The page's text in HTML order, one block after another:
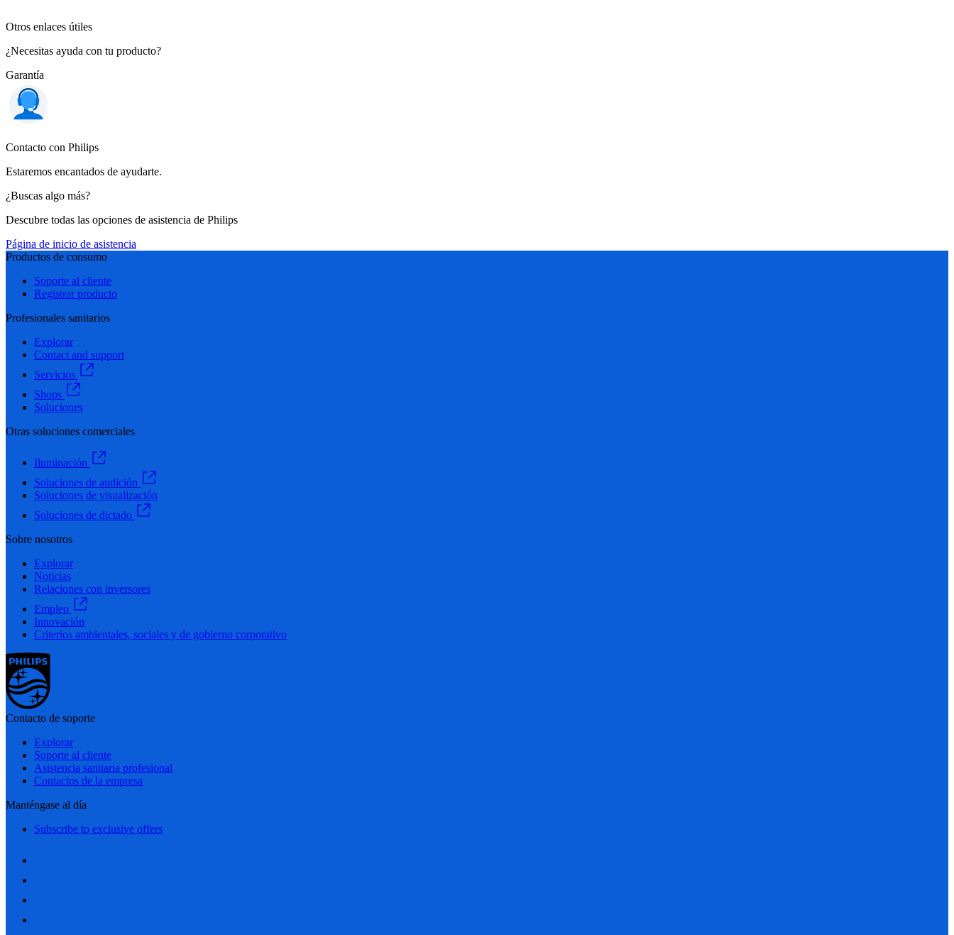
Otros enlaces útiles
¿Necesitas ayuda con tu producto?
Garantía
Contacto con Philips
Estaremos encantados de ayudarte.
¿Buscas algo más?
Descubre todas las opciones de asistencia de Philips
Página de inicio de asistencia
Productos de consumo
Soporte al cliente
Registrar producto
Profesionales sanitarios
Explorar
Contact and support
Servicios
Shops
Soluciones
Otras soluciones comerciales
Iluminación
Soluciones de audición
Soluciones de visualización
Soluciones de dictado
Sobre nosotros
Explorar
Noticias
Relaciones con inversores
Empleo
Innovación
Criterios ambientales, sociales y de gobierno corporativo
Contacto de soporte
Explorar
Soporte al cliente
Asistencia sanitaria profesional
Contactos de la empresa
Manténgase al día
Subscribe to exclusive offers